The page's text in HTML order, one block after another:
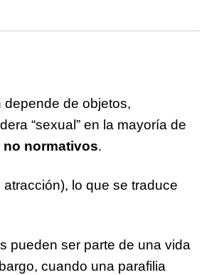
de objetos,
“sexual” en la mayoría de
no normativos.
atracción), lo que se traduce
pueden ser parte de una vida
cuando una parafilia